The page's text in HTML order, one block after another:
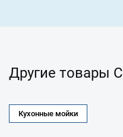
Другие товары
Кухонные мойки